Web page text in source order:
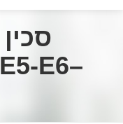
E6–